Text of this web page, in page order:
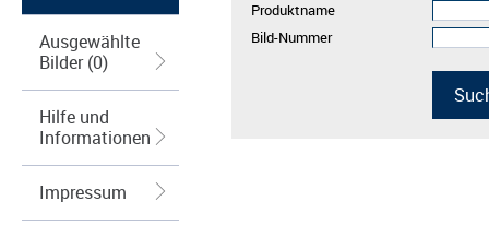
Ausgewählte
Bilder (0)
Hilfe und
Informationen
Impressum
Produktname
Bild-Nummer